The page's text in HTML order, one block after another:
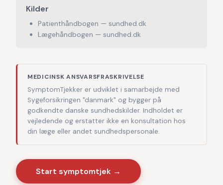
Kilder
Patienthåndbogen — sundhed.dk
Lægehåndbogen — sundhed.dk
MEDICINSK ANSVARSFRASKRIVELSE
SymptomTjekker er udviklet i samarbejde med
Sygeforsikringen "danmark" og bygger på
godkendte danske sundhedskilder. Indholdet er
vejledende og erstatter ikke en konsultation hos
din læge eller andet sundhedspersonale.
Start symptomtjek →